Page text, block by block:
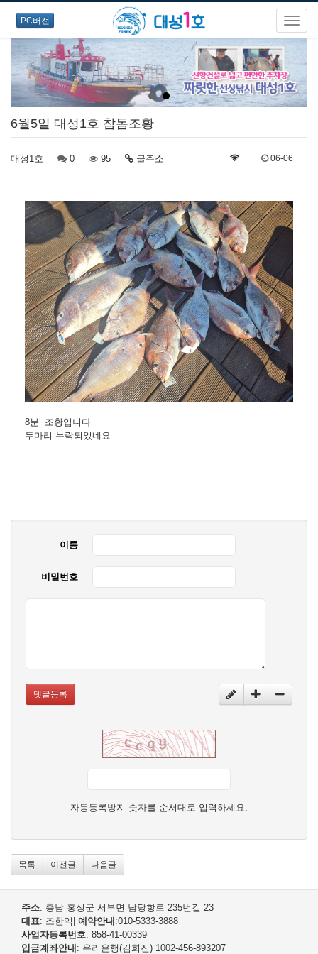
PC버전
6월5일 대성1호 참돔조황
대성1호 0 95 글주소 06-06
8분 조황입니다
두마리 누락되었네요
이름
비밀번호
댓글등록
자동등록방지 숫자를 순서대로 입력하세요.
목록 이전글 다음글
주소: 충남 홍성군 서부면 남당항로 235번길 23
대표: 조한익 예약안내 :010-5333-3888
사업자등록번호: 858-41-00339
입금계좌안내 : 우리은행(김희진) 1002-456-893207